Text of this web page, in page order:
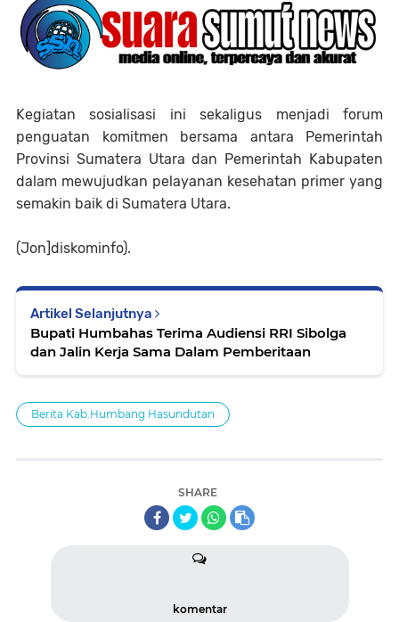
Kegiatan sosialisasi ini sekaligus menjadi forum
penguatan komitmen bersama antara Pemerintah
Provinsi Sumatera Utara dan Pemerintah Kabupaten
dalam mewujudkan pelayanan kesehatan primer yang
semakin baik di Sumatera Utara.
(Jon]diskominfo).
Artikel Selanjutnya
Bupati Humbahas Terima Audiensi RRI Sibolga
dan Jalin Kerja Sama Dalam Pemberitaan
Berita Kab.Humbang Hasundutan
SHARE
komentar